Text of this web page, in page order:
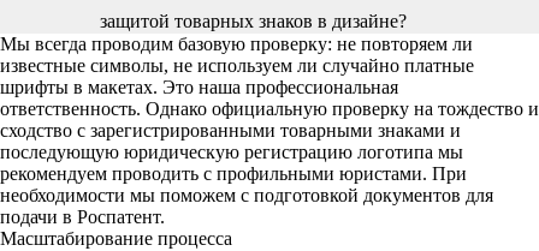
защитой товарных знаков в дизайне?
Мы всегда проводим базовую проверку: не повторяем ли
известные символы, не используем ли случайно платные
шрифты в макетах. Это наша профессиональная
ответственность. Однако официальную проверку на тождество и
сходство с зарегистрированными товарными знаками и
последующую юридическую регистрацию логотипа мы
рекомендуем проводить с профильными юристами. При
необходимости мы поможем с подготовкой документов для
подачи в Роспатент.
Масштабирование процесса